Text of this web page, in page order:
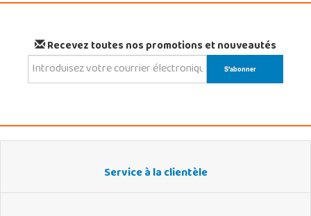
Recevez toutes nos promotions et nouveautés
Service à la clientèle